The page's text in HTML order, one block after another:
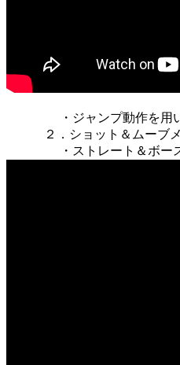
・ジャンプ動作を用い
２．ショット＆ムーブメ
・ストレート＆ボース